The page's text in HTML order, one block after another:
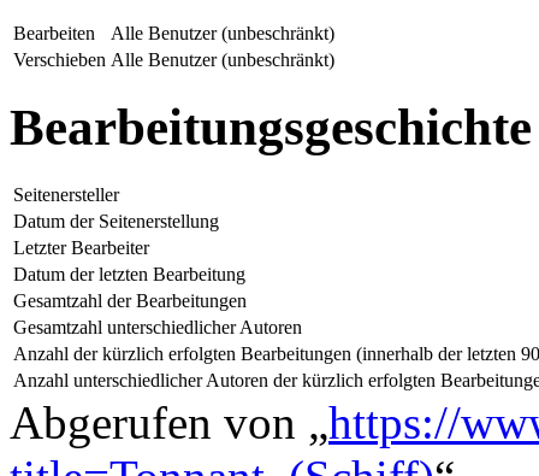
Bearbeiten
Alle Benutzer (unbeschränkt)
Verschieben Alle Benutzer (unbeschränkt)
Bearbeitungsgeschichte
Seitenersteller
Datum der Seitenerstellung
Letzter Bearbeiter
Datum der letzten Bearbeitung
Gesamtzahl der Bearbeitungen
Gesamtzahl unterschiedlicher Autoren
Anzahl der kürzlich erfolgten Bearbeitungen (innerhalb der letzten
Anzahl unterschiedlicher Autoren der kürzlich erfolgten
Abgerufen von „https://